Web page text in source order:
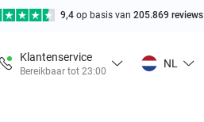
9,4 op basis van 205.869 reviews
Klantenservice
Bereikbaar tot 23:00
NL